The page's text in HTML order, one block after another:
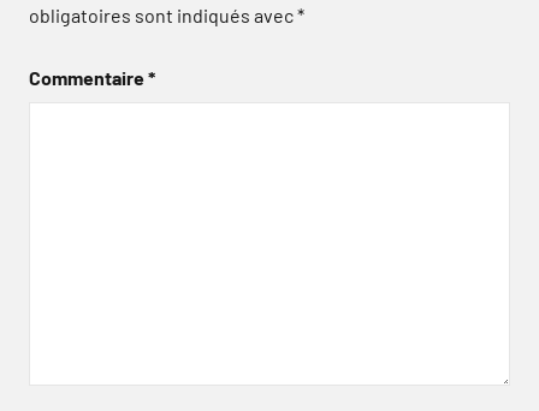
obligatoires sont indiqués avec*
Commentaire*